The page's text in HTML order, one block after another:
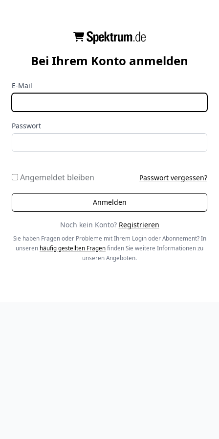
Bei Ihrem Konto anmelden
E-Mail
Passwort
Angemeldet bleiben Passwort vergessen?
Noch kein Konto? Registrieren
Sie haben Fragen oder Probleme mit Ihrem Login oder Abonnement? In
unseren häufig gestellten Fragen finden Sie weitere Informationen zu
unseren Angeboten.